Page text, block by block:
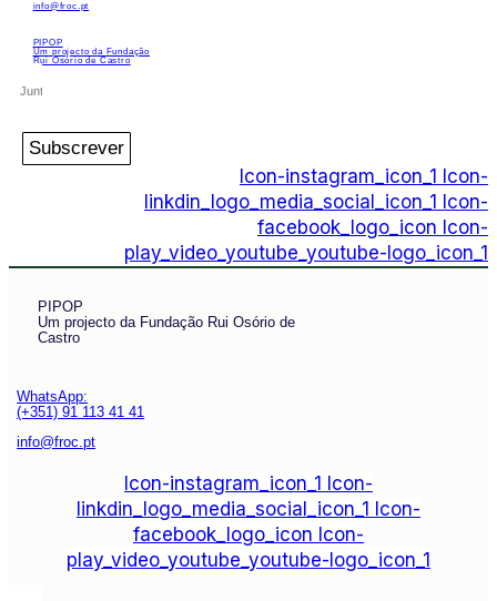
info@froc.pt
PIPOP
Um projecto da Fundação
Rui Osório de Castro
Subscrever
Icon-instagram_icon_1
Icon-
linkdin_logo_media_social_icon_1
Icon-
facebook_logo_icon Icon-
play_video_youtube_youtube-logo_icon_1
PIPOP
Um projecto da Fundação Rui Osório de
Castro
WhatsApp:
(+351) 91 113 41 41
info@froc.pt
Icon-instagram_icon_1
Icon-
linkdin_logo_media_social_icon_1
Icon-
facebook_logo_icon Icon-
play_video_youtube_youtube-logo_icon_1